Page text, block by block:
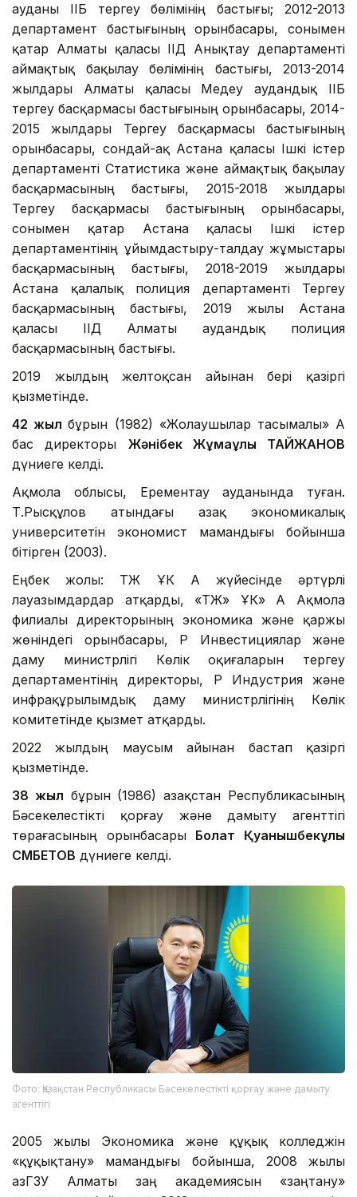
ауданы ІІБ тергеу бөлімінің бастығы; 2012-2013
департамент бастығының орынбасары, сонымен
қатар Алматы қаласы ІІД Анықтау департаменті
аймақтық бақылау бөлімінің бастығы, 2013-2014
жылдары Алматы қаласы Медеу аудандық ІІБ
тергеу басқармасы бастығының орынбасары, 2014-
2015 жылдары Тергеу басқармасы бастығының
орынбасары, сондай-ақ Астана қаласы Ішкі істер
департаменті Статистика және аймақтық бақылау
басқармасының бастығы, 2015-2018 жылдары
Тергеу басқармасы бастығының орынбасары,
сонымен қатар Астана қаласы Ішкі істер
департаментінің ұйымдастыру-талдау жұмыстары
басқармасының бастығы, 2018-2019 жылдары
Астана қалалық полиция департаменті Тергеу
басқармасының бастығы, 2019 жылы Астана
қаласы ІІД Алматы аудандық полиция
басқармасының бастығы.
2019 жылдың желтоқсан айынан бері қазіргі
қызметінде.
42 жылбұрын (1982) «Жолаушылар тасымалы» АҚ
бас директоры Жәнібек Жұмаұлы ТАЙЖАНОВ
дүниеге келді.
Ақмола облысы, Ерементау ауданында туған.
Т.Рысқұлов атындағы Қазақ экономикалық
университетін экономист мамандығы бойынша
бітірген (2003).
Еңбек жолы: ҚТЖ ҰК АҚ жүйесінде әртүрлі
лауазымдардар атқарды, «ҚТЖ» ҰК» АҚ Ақмола
филиалы директорының экономика және қаржы
жөніндегі орынбасары, ҚР Инвестициялар және
даму министрлігі Көлік оқиғаларын тергеу
департаментінің директоры, ҚР Индустрия және
инфрақұрылымдық даму министрлігінің Көлік
комитетінде қызмет атқарды.
2022 жылдың маусым айынан бастап қазіргі
қызметінде.
38 жыл бұрын (1986) Қазақстан Республикасының
Бәсекелестікті қорғау және дамыту агенттігі
төрағасының орынбасары Болат Қуанышбекұлы
СӘМБЕТОВ дүниеге келді.
Фото: Қазақстан Республикасы Бәсекелестікті қорғау және дамыту
агенттігі
2005 жылы Экономика және құқық колледжін
«құқықтану» мамандығы бойынша, 2008 жылы
ҚазГЗУ Алматы заң академиясын «заңтану»